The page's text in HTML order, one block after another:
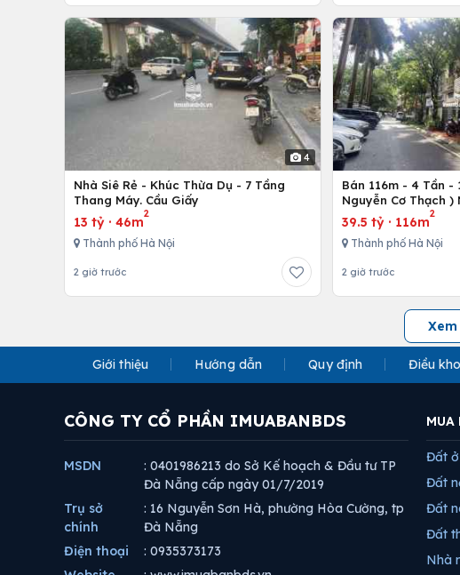
4
Nhà Siê Rẻ - Khúc Thừa Dụ - 7 Tầng
Thang Máy. Cầu Giấy
13 tỷ · 46m
2
Thành phố Hà Nội
2 giờ trước
Bán 116m - 4 Tần -
Nguyễn Cơ Thạch )
39.5 tỷ · 116m
2
Thành phố Hà Nội
2 giờ trước
Giới thiệu Hướng dẫn Quy định Điều
CÔNG TY CỔ PHẦN IMUABANBDS
MSDN
: 0401986213 do Sở Kế hoạch & Đầu tư TP
Đà Nẵng cấp ngày 01/7/2019
Trụ sở
chính
: 16 Nguyễn Sơn Hà, phường Hòa Cường, tp
Đà Nẵng
Điện thoại
: 0935373173
MUA
Đất ở
Đất
Đất
Đất
Nhà